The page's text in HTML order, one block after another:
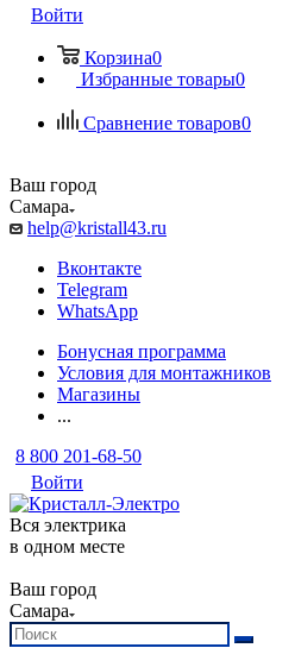
Войти
Корзина0
Избранные товары0
Сравнение товаров0
Ваш город
Самара
help@kristall43.ru
Вконтакте
Telegram
WhatsApp
Бонусная программа
Условия для монтажников
Магазины
...
8 800 201-68-50
Войти
Вся электрика
в одном месте
Ваш город
Самара